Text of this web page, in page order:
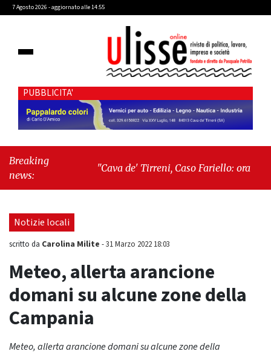
7 Agosto 2026 - aggiornato alle 14:55
PUBBLICITA'
Breaking
news:
"Cava de' Tirreni, Caso Fariello: ora torniamo
Notizie locali
scritto da Carolina Milite -31 Marzo 2022 18:03
Meteo, allerta arancione
domani su alcune zone della
Campania
Meteo, allerta arancione domani su alcune zone della